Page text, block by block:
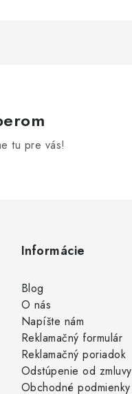
tu pre vás!
Informácie
Blog
O nás
Napíšte nám
Reklamačný formulár
Reklamačný poriadok
Odstúpenie od zmluvy
Obchodné podmienky